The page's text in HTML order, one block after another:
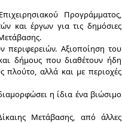
Προγράμματος,
και έργων για τις δημόσιες
Αξιοποίηση του
δήμους που διαθέτουν ήδη
πλούτο, αλλά και με περιοχές
η ίδια ένα βιώσιμο
Μετάβασης, από άλλες